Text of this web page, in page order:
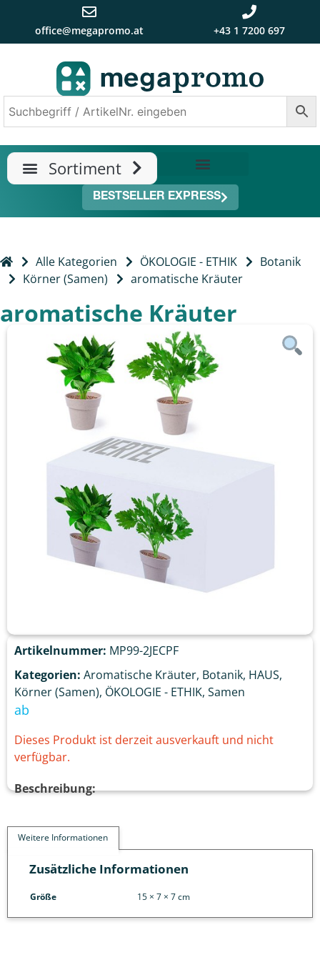
office@megapromo.at +43 1 7200 697
BESTSELLER EXPRESS
Alle Kategorien ÖKOLOGIE - ETHIK
Botanik
Körner (Samen)
aromatische Kräuter
aromatische Kräuter
Artikelnummer: MP99-2JECPF
Kategorien: Aromatische Kräuter, Botanik, HAUS,
Körner (Samen), ÖKOLOGIE - ETHIK, Samen
ab
Dieses Produkt ist derzeit ausverkauft und nicht
verfügbar.
Beschreibung:
Weitere Informationen
Zusätzliche Informationen
Größe 15 × 7 × 7 cm